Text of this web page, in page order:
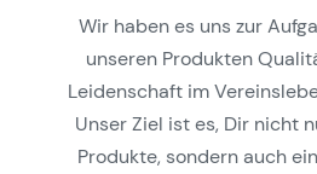
Wir haben es uns zur
unseren Produkten
Leidenschaft im
Unser Ziel ist es, Dir nicht
Produkte, sondern auch